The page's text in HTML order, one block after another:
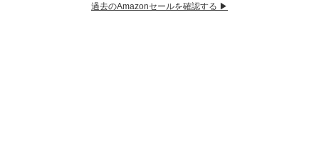
過去のAmazonセールを確認する ▶︎